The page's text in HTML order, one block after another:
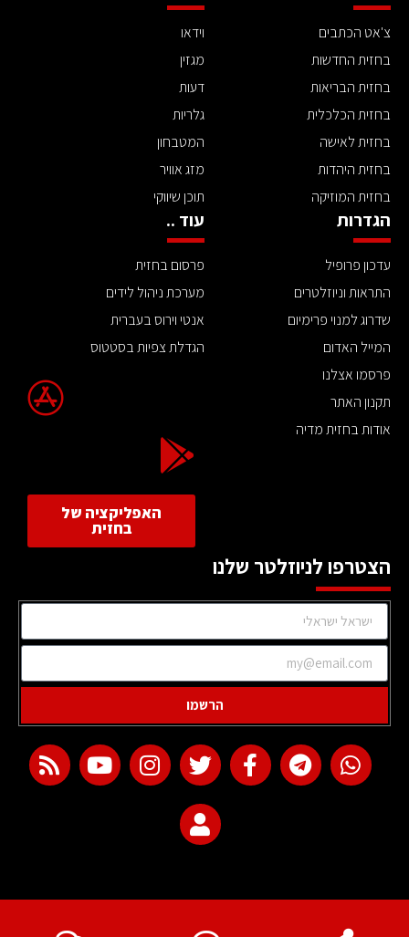
צ'אט הכתבים
בחזית החדשות
בחזית הבריאות
בחזית הכלכלית
בחזית לאישה
בחזית היהדות
בחזית המוזיקה
וידאו
מגזין
דעות
גלריות
המטבחון
מזג אוויר
תוכן שיווקי
הגדרות
עדכון פרופיל
התראות וניוזלטרים
שדרוג למנוי פרימיום
המייל האדום
פרסמו אצלנו
תקנון האתר
אודות בחזית מדיה
עוד ..
פרסום בחזית
מערכת ניהול לידים
אנטי וירוס בעברית
הגדלת צפיות בסטטוס
האפליקציה של
בחזית
הצטרפו לניוזלטר שלנו
הרשמו